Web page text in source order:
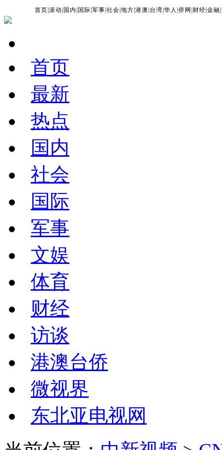
首页 |滚动 国内 国际 |军事 |社会 |地方 |港澳 台湾 |华人 |侨网 财经 |金融 |
首页
最新
热点
国内
社会
国际
军事
文娱
体育
财经
访谈
港澳台侨
微视界
东北亚电视网